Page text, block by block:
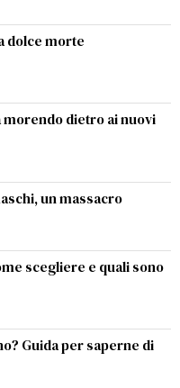
dolce morte
morendo dietro ai nuovi
un massacro
scegliere e quali sono
Guida per saperne di